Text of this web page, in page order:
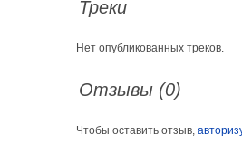
Треки
Нет опубликованных треков.
Отзывы (0)
Чтобы оставить отзыв,